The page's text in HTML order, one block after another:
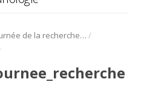
5e Journée de la recherche – Lauréats /